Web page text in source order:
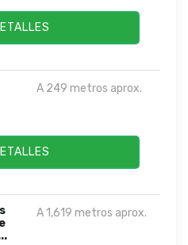
A 249 metros aprox.
A 1,619 metros aprox.